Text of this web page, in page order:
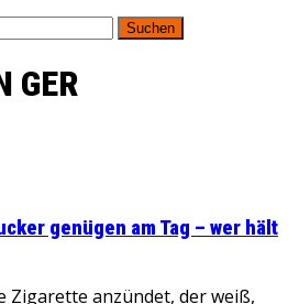
GER
genügen am Tag – wer hält
Zigarette anzündet, der weiß,